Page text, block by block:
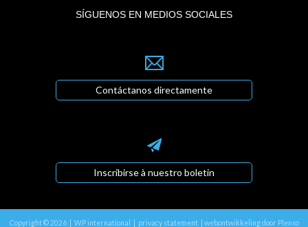
SÍGUENOS EN MEDIOS SOCIALES
Contáctanos directamente
Inscribirse à nuestro boletin
Copyright © 2026 | WP international | privacy statement| webontwikkeling door Plenso